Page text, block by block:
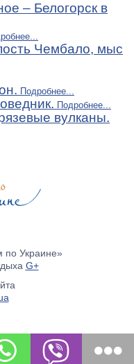
– Белогорск в
Чембало, мыс
Подробнее...
Подробнее...
вулканы.
Украине»
G+